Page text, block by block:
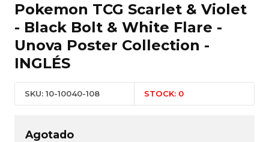
Pokemon TCG Scarlet & Violet
- Black Bolt & White Flare -
Unova Poster Collection -
INGLÉS
SKU: 10-10040-108 STOCK: 0
Agotado